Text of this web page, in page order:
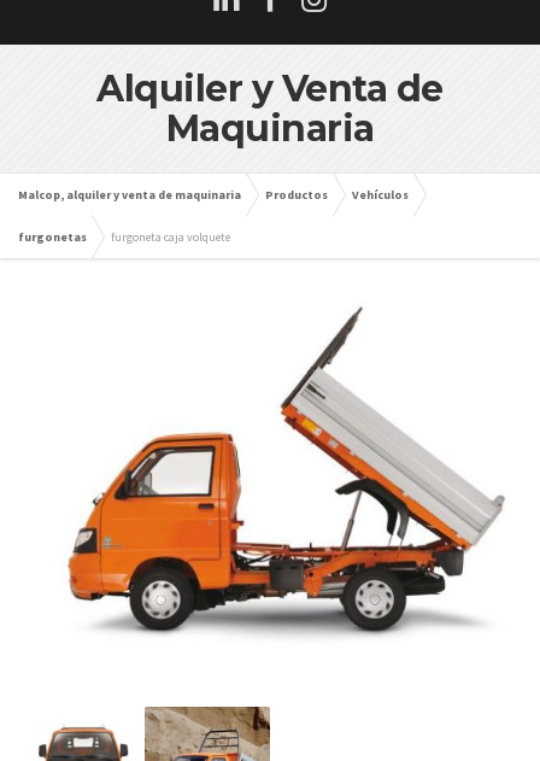
Alquiler y Venta de
Maquinaria
Malcop, alquiler y venta de maquinaria Productos Vehículos
furgonetas furgoneta caja volquete